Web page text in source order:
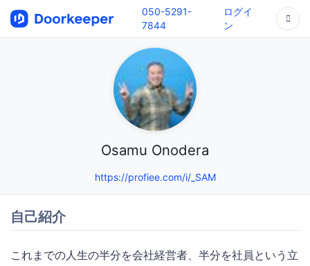
050-5291-
7844
ログイ
ン
Osamu Onodera
https://profiee.com/i/_SAM
自己紹介
これまでの人生の半分を会社経営者、半分を社員という立